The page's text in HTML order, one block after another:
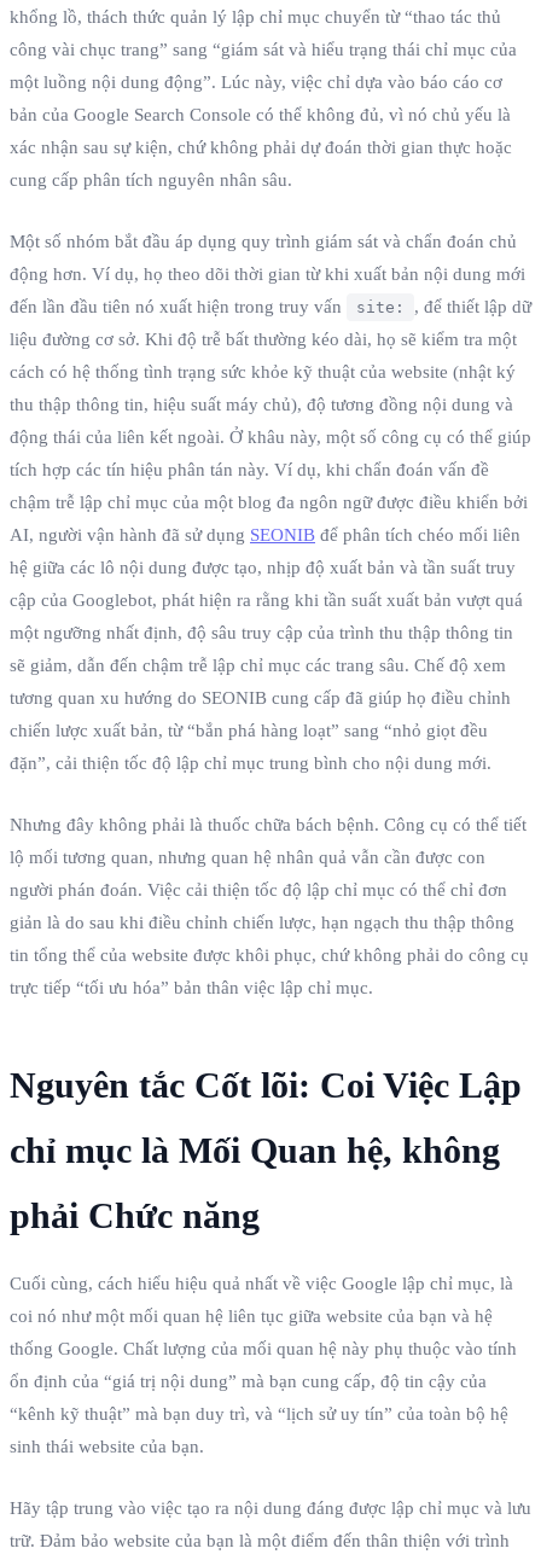
khổng lồ, thách thức quản lý lập chỉ mục chuyển từ “thao tác thủ
công vài chục trang” sang “giám sát và hiểu trạng thái chỉ mục của
một luồng nội dung động”. Lúc này, việc chỉ dựa vào báo cáo cơ
bản của Google Search Console có thể không đủ, vì nó chủ yếu là
xác nhận sau sự kiện, chứ không phải dự đoán thời gian thực hoặc
cung cấp phân tích nguyên nhân sâu.
Một số nhóm bắt đầu áp dụng quy trình giám sát và chẩn đoán chủ
động hơn. Ví dụ, họ theo dõi thời gian từ khi xuất bản nội dung mới
đến lần đầu tiên nó xuất hiện trong truy vấn
site:
, để thiết lập dữ
liệu đường cơ sở. Khi độ trễ bất thường kéo dài, họ sẽ kiểm tra một
cách có hệ thống tình trạng sức khỏe kỹ thuật của website (nhật ký
thu thập thông tin, hiệu suất máy chủ), độ tương đồng nội dung và
động thái của liên kết ngoài. Ở khâu này, một số công cụ có thể giúp
tích hợp các tín hiệu phân tán này. Ví dụ, khi chẩn đoán vấn đề
chậm trễ lập chỉ mục của một blog đa ngôn ngữ được điều khiển bởi
AI, người vận hành đã sử dụng SEONIB để phân tích chéo mối liên
hệ giữa các lô nội dung được tạo, nhịp độ xuất bản và tần suất truy
cập của Googlebot, phát hiện ra rằng khi tần suất xuất bản vượt quá
một ngưỡng nhất định, độ sâu truy cập của trình thu thập thông tin
sẽ giảm, dẫn đến chậm trễ lập chỉ mục các trang sâu. Chế độ xem
tương quan xu hướng do SEONIB cung cấp đã giúp họ điều chỉnh
chiến lược xuất bản, từ “bắn phá hàng loạt” sang “nhỏ giọt đều
đặn”, cải thiện tốc độ lập chỉ mục trung bình cho nội dung mới.
Nhưng đây không phải là thuốc chữa bách bệnh. Công cụ có thể tiết
lộ mối tương quan, nhưng quan hệ nhân quả vẫn cần được con
người phán đoán. Việc cải thiện tốc độ lập chỉ mục có thể chỉ đơn
giản là do sau khi điều chỉnh chiến lược, hạn ngạch thu thập thông
tin tổng thể của website được khôi phục, chứ không phải do công cụ
trực tiếp “tối ưu hóa” bản thân việc lập chỉ mục.
Nguyên tắc Cốt lõi: Coi Việc Lập
chỉ mục là Mối Quan hệ, không
phải Chức năng
Cuối cùng, cách hiểu hiệu quả nhất về việc Google lập chỉ mục, là
coi nó như một mối quan hệ liên tục giữa website của bạn và hệ
thống Google. Chất lượng của mối quan hệ này phụ thuộc vào tính
ổn định của “giá trị nội dung” mà bạn cung cấp, độ tin cậy của
“kênh kỹ thuật” mà bạn duy trì, và “lịch sử uy tín” của toàn bộ hệ
sinh thái website của bạn.
Hãy tập trung vào việc tạo ra nội dung đáng được lập chỉ mục và lưu
trữ. Đảm bảo website của bạn là một điểm đến thân thiện với trình